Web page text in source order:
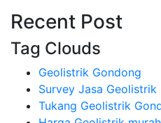
Recent Post
Tag Clouds
Geolistrik Gondong
Survey Jasa Geolistrik
Tukang Geolistrik